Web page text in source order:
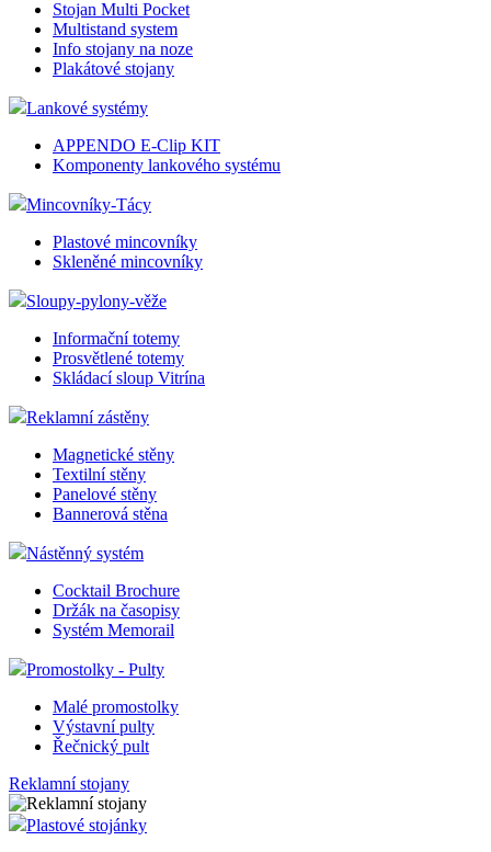
Stojan Multi Pocket
Multistand system
Info stojany na noze
Plakátové stojany
Lankové systémy
APPENDO E-Clip KIT
Komponenty lankového systému
Mincovníky-Tácy
Plastové mincovníky
Skleněné mincovníky
Sloupy-pylony-věže
Informační totemy
Prosvětlené totemy
Skládací sloup Vitrína
Reklamní zástěny
Magnetické stěny
Textilní stěny
Panelové stěny
Bannerová stěna
Nástěnný systém
Cocktail Brochure
Držák na časopisy
Systém Memorail
Promostolky - Pulty
Malé promostolky
Výstavní pulty
Řečnický pult
Reklamní stojany
Plastové stojánky